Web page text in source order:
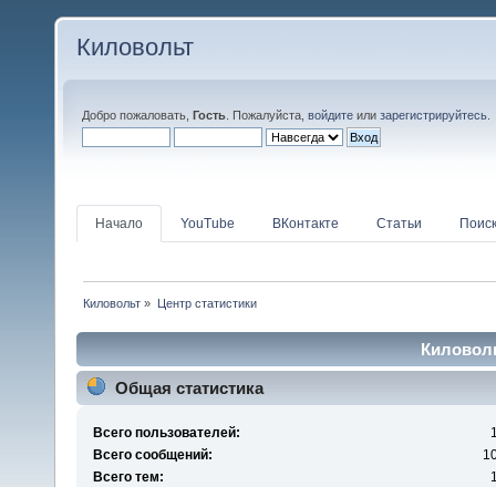
Киловольт
Добро пожаловать, Гость . Пожалуйста, войдите или зарегистрируйтесь
Начало YouTube ВКонтакте Статьи Поиск
Киловольт » Центр статистики
Общая статистика
Всего пользователей:
Всего сообщений:
Всего тем: